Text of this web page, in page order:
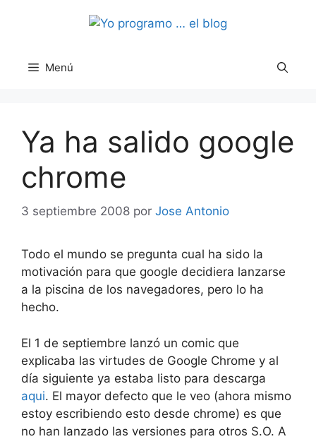
Menú
Ya ha salido google
chrome
3 septiembre 2008 por Jose Antonio
Todo el mundo se pregunta cual ha sido la
motivación para que google decidiera lanzarse
a la piscina de los navegadores, pero lo ha
hecho.
El 1 de septiembre lanzó un comic que
explicaba las virtudes de Google Chrome y al
día siguiente ya estaba listo para descarga
aqui. El mayor defecto que le veo (ahora mismo
estoy escribiendo esto desde chrome) es que
no han lanzado las versiones para otros S.O. A